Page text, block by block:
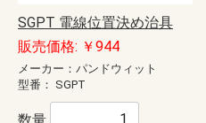
SGPT 電線位置決め治具
販売価格: ￥944
メーカー：パンドウィット
型番： SGPT
数量